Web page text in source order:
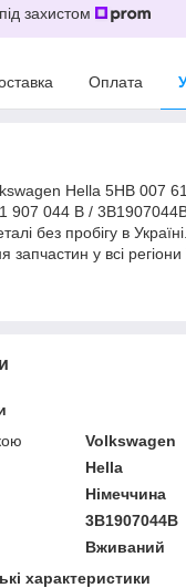
захистом
Оплата
Hella 5HB 007
907 044 B /
без пробігу в
у всі регіони
Volkswagen
Hella
Німеччина
3B1907044B
Вживаний
характеристики